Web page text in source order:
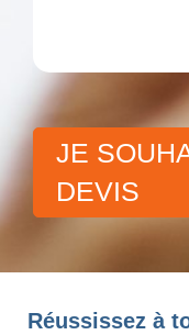
JE
DEVIS
Réussissez à